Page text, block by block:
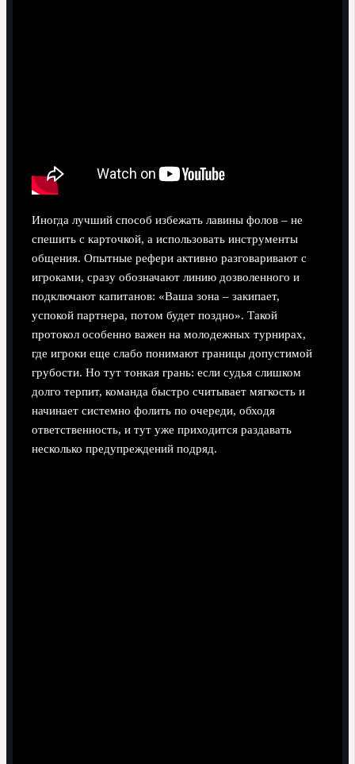
Иногда лучший способ избежать лавины фолов – не
спешить с карточкой, а использовать инструменты
общения. Опытные рефери активно разговаривают с
игроками, сразу обозначают линию дозволенного и
подключают капитанов: «Ваша зона – закипает,
успокой партнера, потом будет поздно». Такой
протокол особенно важен на молодежных турнирах,
где игроки еще слабо понимают границы допустимой
грубости. Но тут тонкая грань: если судья слишком
долго терпит, команда быстро считывает мягкость и
начинает системно фолить по очереди, обходя
ответственность, и тут уже приходится раздавать
несколько предупреждений подряд.